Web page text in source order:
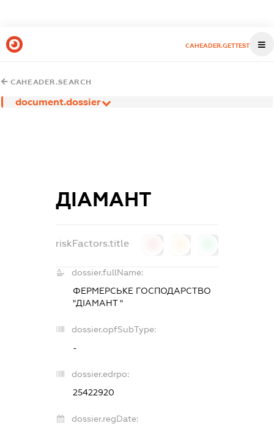
CAHEADER.GETTEST
CAHEADER.SEARCH
document.dossier
ДІАМАНТ
riskFactors.title
dossier.fullName:
ФЕРМЕРСЬКЕ ГОСПОДАРСТВО
"ДІАМАНТ "
dossier.opfSubType:
-
dossier.edrpo:
25422920
dossier.regDate: